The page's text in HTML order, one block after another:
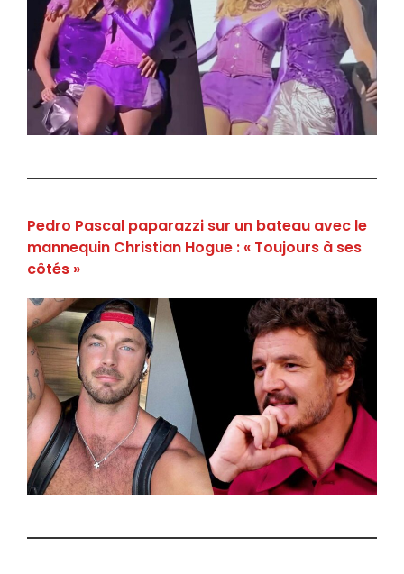
Pedro Pascal paparazzi sur un bateau avec le
mannequin Christian Hogue : « Toujours à ses
côtés »